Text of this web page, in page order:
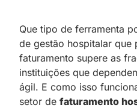
Que tipo de ferramenta
de gestão hospitalar que
faturamento supere as
instituições que
ágil. E como isso
setor de faturamento